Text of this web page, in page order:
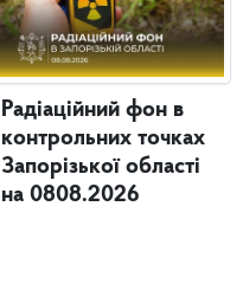
Радіаційний фон в
контрольних точках
Запорізької області
на 0808.2026